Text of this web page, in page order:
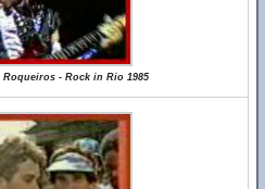
- Rock in Rio 1985